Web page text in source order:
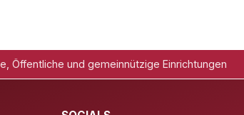
Öffentliche und gemeinnützige Einrichtungen